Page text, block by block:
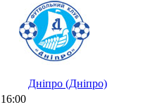
Дніпро (Дніпро)